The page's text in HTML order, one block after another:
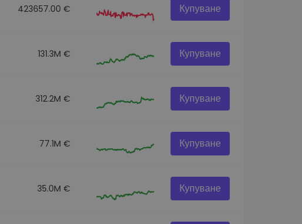
423657.00 € Купуване
131.3M € Купуване
312.2M € Купуване
77.1M € Купуване
35.0M € Купуване